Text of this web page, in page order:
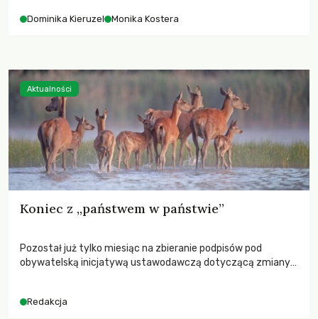
Dominika Kieruzel Monika Kostera
Koniec z „państwem w państwie”
Pozostał już tylko miesiąc na zbieranie podpisów pod
obywatelską inicjatywą ustawodawczą dotyczącą zmiany
niezwykle korzystne rozwiązania dla przyrody i zwierząt,
Redakcja
Aktualności